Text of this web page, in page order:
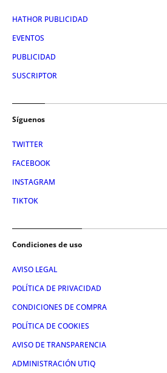
HATHOR PUBLICIDAD
EVENTOS
PUBLICIDAD
SUSCRIPTOR
Síguenos
TWITTER
FACEBOOK
INSTAGRAM
TIKTOK
Condiciones de uso
AVISO LEGAL
POLÍTICA DE PRIVACIDAD
CONDICIONES DE COMPRA
POLÍTICA DE COOKIES
AVISO DE TRANSPARENCIA
ADMINISTRACIÓN UTIQ